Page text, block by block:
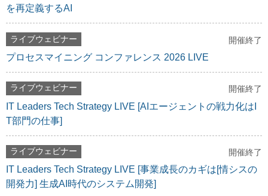
を再定義するAI
ライブウェビナー 開催終了
プロセスマイニング コンファレンス 2026 LIVE
ライブウェビナー 開催終了
IT Leaders Tech Strategy LIVE [AIエージェントの戦力化はI
T部門の仕事]
ライブウェビナー 開催終了
IT Leaders Tech Strategy LIVE [事業成長のカギは[情シスの
開発力] 生成AI時代のシステム開発]